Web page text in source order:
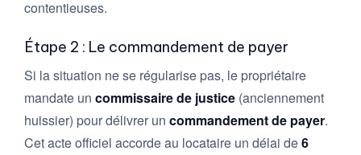
contentieuses.
Étape 2 : Le commandement de payer
Si la situation ne se régularise pas, le propriétaire
mandate un commissaire de justice (anciennement
huissier) pour délivrer un commandement de payer.
Cet acte officiel accorde au locataire un délai de6